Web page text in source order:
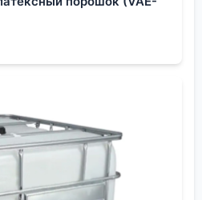
как
сложности
Упаковка — отдельная
поставок, но не все
Однажды
— получили слежавшиеся
просеивать и
от цены. Теперь это